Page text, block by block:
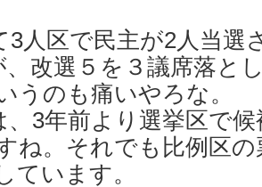
3人区で民主が2人当選
、改選５を３議席落と
うのも痛いやろな。
、3年前より選挙区で
ね。それでも比例区
ています。